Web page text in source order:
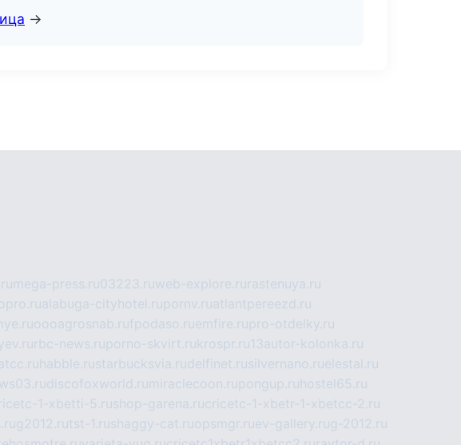
→
mega-press.ru03223.ruweb-explore.ru rastenuya.ru
alabuga-cityhotel.rupornv.ruatlantpereezd.ru
oooagrosnab.rufpodaso.ruemfire.rupro-otdelky.ru
rbc-news.ruporno-skvirt.rukrospr.ru13autor-kolonka.ru
habble.rustarbucksvia.rudelfinet.rusilvernano.ruelestal.ru
discofoxworld.ru miraclecoon.rupongup.ru hostel65.ru
1-xbetti-5.rushop-garena.rucricetc-1-xbetr-1-xbetcc-2.ru
g2012.rutst-1.rushaggy-cat.ruopsmgr.ruev-gallery.rug-2012.ru